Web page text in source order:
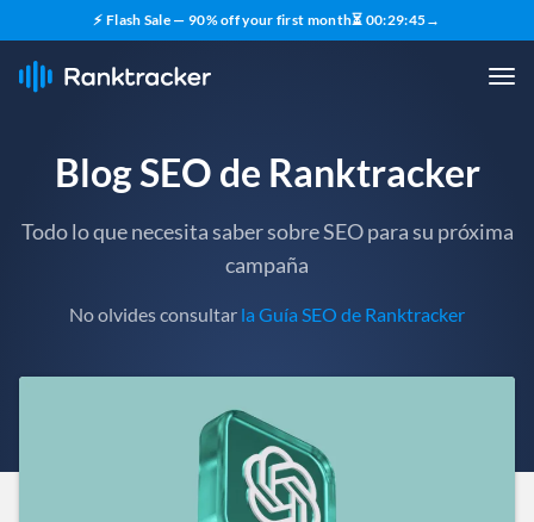
⚡ Flash Sale — 90% off your first month⏳ 00:29:43→
Blog SEO de Ranktracker
Todo lo que necesita saber sobre SEO para su próxima
campaña
No olvides consultar la Guía SEO de Ranktracker